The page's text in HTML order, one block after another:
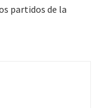
partidos de la